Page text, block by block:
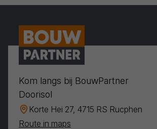
Kom langs bij BouwPartner
Doorisol
Korte Hei 27, 4715 RS Rucphen
Route in maps